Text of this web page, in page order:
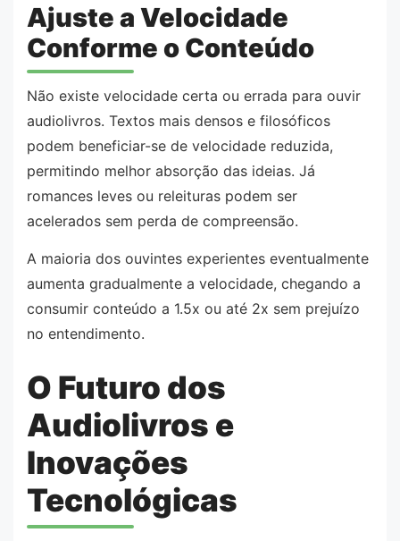
Ajuste a Velocidade
Conforme o Conteúdo
Não existe velocidade certa ou errada para ouvir
audiolivros. Textos mais densos e filosóficos
podem beneficiar-se de velocidade reduzida,
permitindo melhor absorção das ideias. Já
romances leves ou releituras podem ser
acelerados sem perda de compreensão.
A maioria dos ouvintes experientes eventualmente
aumenta gradualmente a velocidade, chegando a
consumir conteúdo a 1.5x ou até 2x sem prejuízo
no entendimento.
O Futuro dos
Audiolivros e
Inovações
Tecnológicas